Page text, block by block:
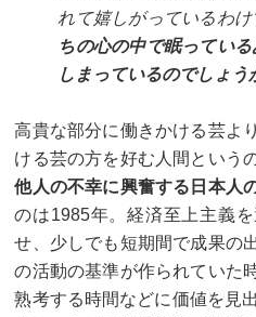
れて嬉しがっているわけ
ちの心の中で眠ってい
しまっているのでしょう
高貴な部分に働きかける芸よ
ける芸の方を好む人間という
他人の不幸に興奮する日本人
のは1985年。経済至上主義
せ、少しでも短期間で成果の
の活動の基準が作られていた
熟考する時間などに価値を見